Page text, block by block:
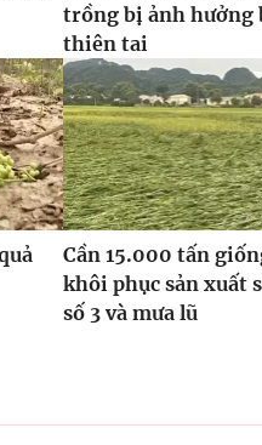
trồng bị ảnh hưởng
thiên tai
Cần 15.000 tấn
khôi phục sản xuất
số 3 và mưa lũ